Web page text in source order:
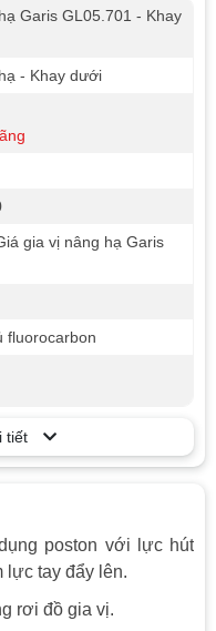
Garis GL05.701 - Khay
- Khay dưới
gia vị nâng hạ Garis
fluorocarbon
ly cốc (khi tháo khay
tiết
poston với lực hút
lực tay đẩy lên.
rơi đồ gia vị.